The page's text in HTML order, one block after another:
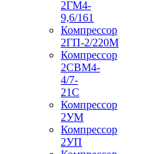
2ГМ4-
9,6/161
Компрессор
2ГП-2/220М
Компрессор
2СВМ4-
4/7-
21С
Компрессор
2УМ
Компрессор
2УП